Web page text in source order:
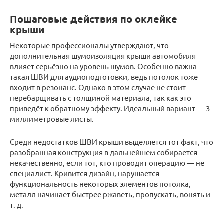
Пошаговые действия по оклейке
крыши
Некоторые профессионалы утверждают, что
дополнительная шумоизоляция крыши автомобиля
влияет серьёзно на уровень шумов. Особенно важна
такая ШВИ для аудиоподготовки, ведь потолок тоже
входит в резонанс. Однако в этом случае не стоит
перебарщивать с толщиной материала, так как это
приведёт к обратному эффекту. Идеальный вариант — 3-
миллиметровые листы.
Среди недостатков ШВИ крыши выделяется тот факт, что
разобранная конструкция в дальнейшем собирается
некачественно, если тот, кто проводит операцию — не
специалист. Кривится дизайн, нарушается
функциональность некоторых элементов потолка,
металл начинает быстрее ржаветь, пропускать, вонять и
т. д.